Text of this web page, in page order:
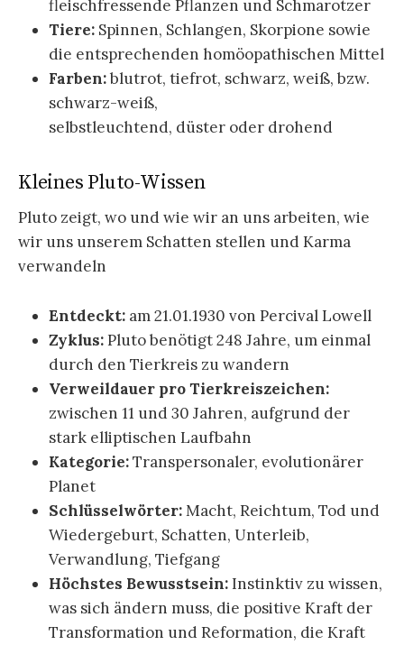
fleischfressende Pflanzen und Schmarotzer
Tiere: Spinnen, Schlangen, Skorpione sowie
die entsprechenden homöopathischen Mittel
Farben:blutrot, tiefrot, schwarz, weiß, bzw.
schwarz-weiß,
selbstleuchtend, düster oder drohend
Kleines Pluto-Wissen
Pluto zeigt, wo und wie wir an uns arbeiten, wie
wir uns unserem Schatten stellen und Karma
verwandeln
Entdeckt: am 21.01.1930 von Percival Lowell
Zyklus:Pluto benötigt 248 Jahre, um einmal
durch den Tierkreis zu wandern
Verweildauer pro Tierkreiszeichen:
zwischen 11 und 30 Jahren, aufgrund der
stark elliptischen Laufbahn
Kategorie:Transpersonaler, evolutionärer
Planet
Schlüsselwörter:Macht, Reichtum, Tod und
Wiedergeburt, Schatten, Unterleib,
Verwandlung, Tiefgang
Höchstes Bewusstsein:Instinktiv zu wissen,
was sich ändern muss, die positive Kraft der
Transformation und Reformation, die Kraft